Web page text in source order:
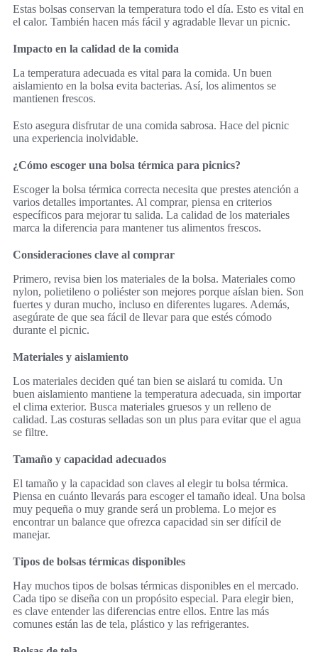
Estas bolsas conservan la temperatura todo el día. Esto es vital en
el calor. También hacen más fácil y agradable llevar un picnic.
Impacto en la calidad de la comida
La temperatura adecuada es vital para la comida. Un buen
aislamiento en la bolsa evita bacterias. Así, los alimentos se
mantienen frescos.
Esto asegura disfrutar de una comida sabrosa. Hace del picnic
una experiencia inolvidable.
¿Cómo escoger una bolsa térmica para picnics?
Escoger la bolsa térmica correcta necesita que prestes atención a
varios detalles importantes. Al comprar, piensa en criterios
específicos para mejorar tu salida. La calidad de los materiales
marca la diferencia para mantener tus alimentos frescos.
Consideraciones clave al comprar
Primero, revisa bien los materiales de la bolsa. Materiales como
nylon, polietileno o poliéster son mejores porque aíslan bien. Son
fuertes y duran mucho, incluso en diferentes lugares. Además,
asegúrate de que sea fácil de llevar para que estés cómodo
durante el picnic.
Materiales y aislamiento
Los materiales deciden qué tan bien se aislará tu comida. Un
buen aislamiento mantiene la temperatura adecuada, sin importar
el clima exterior. Busca materiales gruesos y un relleno de
calidad. Las costuras selladas son un plus para evitar que el agua
se filtre.
Tamaño y capacidad adecuados
El tamaño y la capacidad son claves al elegir tu bolsa térmica.
Piensa en cuánto llevarás para escoger el tamaño ideal. Una bolsa
muy pequeña o muy grande será un problema. Lo mejor es
encontrar un balance que ofrezca capacidad sin ser difícil de
manejar.
Tipos de bolsas térmicas disponibles
Hay muchos tipos de bolsas térmicas disponibles en el mercado.
Cada tipo se diseña con un propósito especial. Para elegir bien,
es clave entender las diferencias entre ellos. Entre las más
comunes están las de tela, plástico y las refrigerantes.